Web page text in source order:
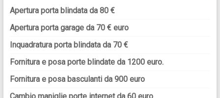
Apertura porta blindata da 80 €
Apertura porta garage da 70 € euro
Inquadratura porta blindata da 70 €
Fornitura e posa porte blindate da 1200 euro.
Fornitura e posa basculanti da 900 euro